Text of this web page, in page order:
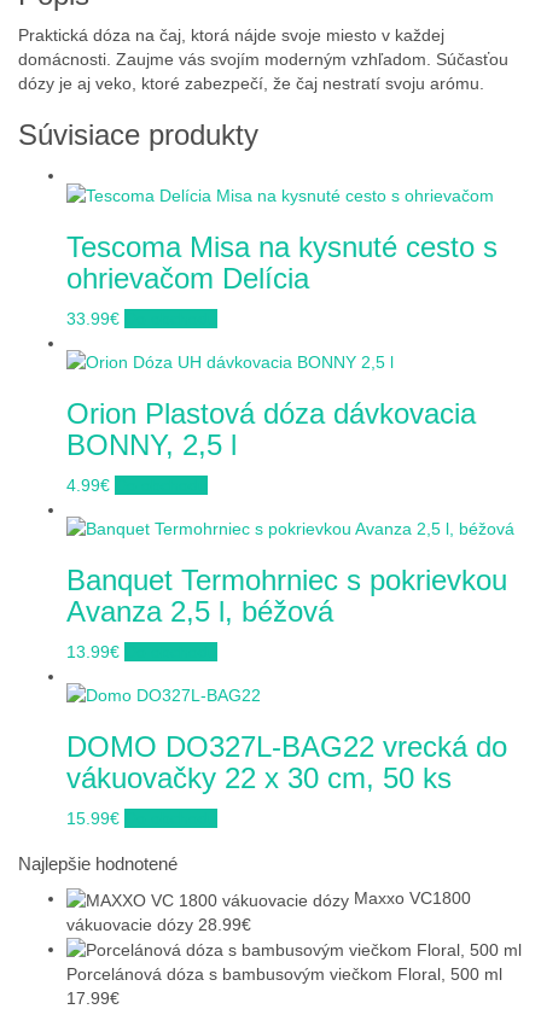
Praktická dóza na čaj, ktorá nájde svoje miesto v každej
domácnosti. Zaujme vás svojím moderným vzhľadom. Súčasťou
dózy je aj veko, ktoré zabezpečí, že čaj nestratí svoju arómu.
Súvisiace produkty
Tescoma Misa na kysnuté cesto s
ohrievačom Delícia
33.99€
Orion Plastová dóza dávkovacia
BONNY, 2,5 l
4.99€
Banquet Termohrniec s pokrievkou
Avanza 2,5 l, béžová
13.99€
DOMO DO327L-BAG22 vrecká do
vákuovačky 22 x 30 cm, 50 ks
15.99€
Najlepšie hodnotené
Maxxo VC1800
vákuovacie dózy 28.99€
Porcelánová dóza s bambusovým viečkom Floral, 500 ml
17.99€